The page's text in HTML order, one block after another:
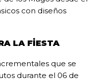
con diseños
LA FIESTA
que se
durante el 06 de